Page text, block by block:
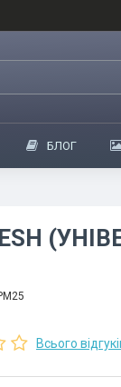
БЛОГ
Всього